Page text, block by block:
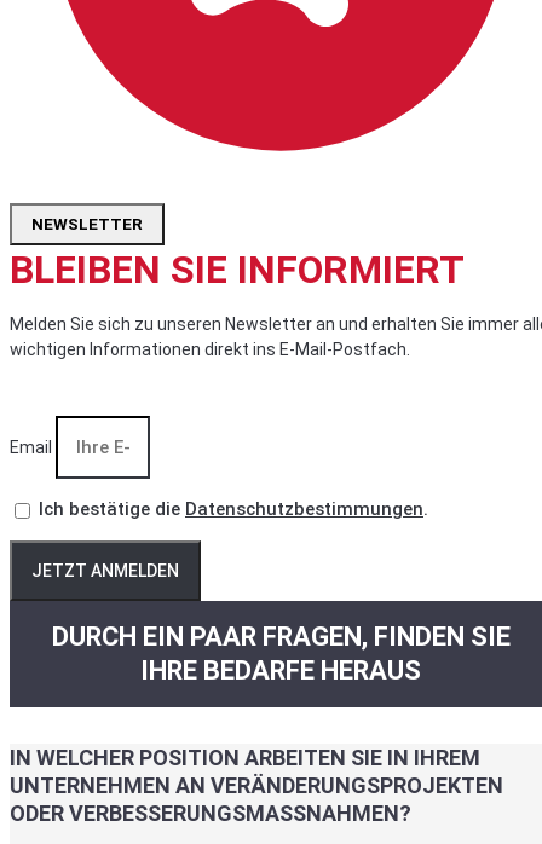
NEWSLETTER
BLEIBEN SIE INFORMIERT
Melden Sie sich zu unseren Newsletter an und erhalten Sie immer
wichtigen Informationen direkt ins E-Mail-Postfach.
Email
Ich bestätige die Datenschutzbestimmungen.
JETZT ANMELDEN
DURCH EIN PAAR FRAGEN, FINDEN SIE
IHRE BEDARFE HERAUS
IN WELCHER POSITION ARBEITEN SIE IN IHREM
UNTERNEHMEN AN VERÄNDERUNGSPROJEKTEN
ODER VERBESSERUNGSMASSNAHMEN?